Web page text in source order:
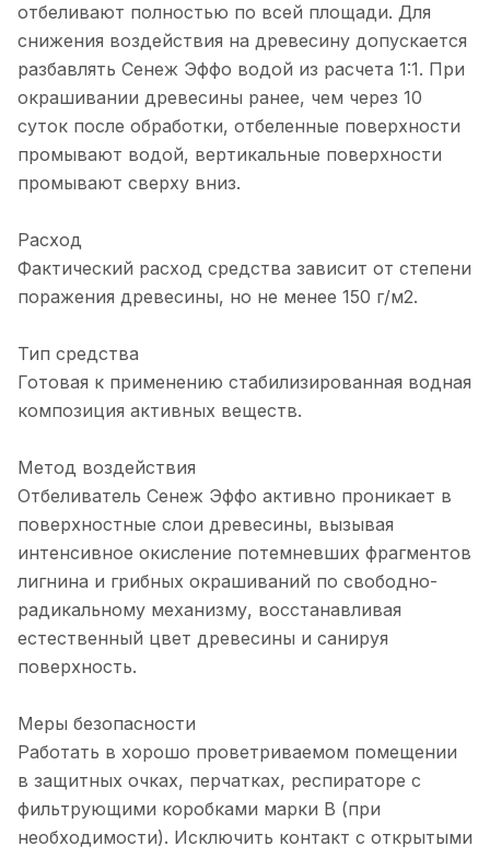
отбеливают полностью по всей площади. Для
снижения воздействия на древесину допускается
разбавлять Сенеж Эффо водой из расчета 1:1. При
окрашивании древесины ранее, чем через 10
суток после обработки, отбеленные поверхности
промывают водой, вертикальные поверхности
промывают сверху вниз.
Расход
Фактический расход средства зависит от степени
поражения древесины, но не менее 150 г/м2.
Тип средства
Готовая к применению стабилизированная водная
композиция активных веществ.
Метод воздействия
Отбеливатель Сенеж Эффо активно проникает в
поверхностные слои древесины, вызывая
интенсивное окисление потемневших фрагментов
лигнина и грибных окрашиваний по свободно-
радикальному механизму, восстанавливая
естественный цвет древесины и санируя
поверхность.
Меры безопасности
Работать в хорошо проветриваемом помещении
в защитных очках, перчатках, респираторе с
фильтрующими коробками марки В (при
необходимости). Исключить контакт с открытыми